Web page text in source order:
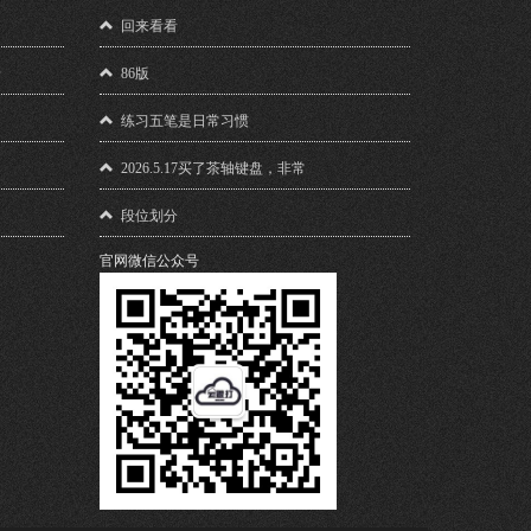
回来看看
86版
练习五笔是日常习惯
2026.5.17买了茶轴键盘，非常
段位划分
官网微信公众号